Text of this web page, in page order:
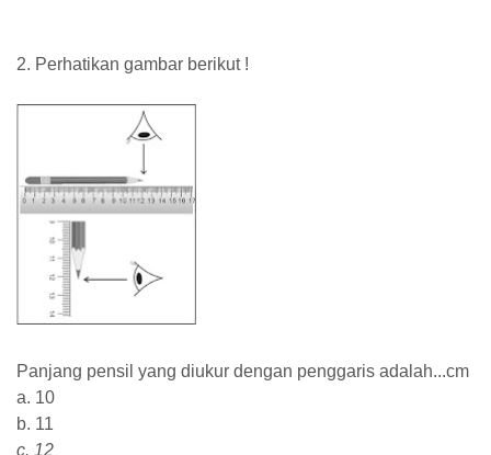
2. Perhatikan gambar berikut !
Panjang pensil yang diukur dengan penggaris adalah...cm
a. 10
b. 11
c. 12